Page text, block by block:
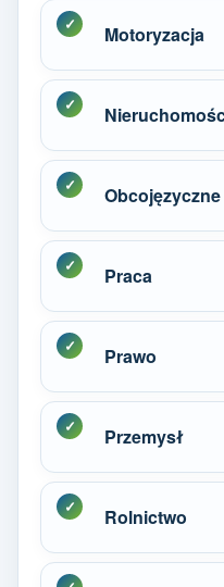
Motoryzacja
Obcojęzyczne
Praca
Prawo
Przemysł
Rolnictwo